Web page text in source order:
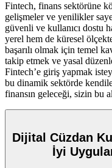
Fintech, finans sektörüne
gelişmeler ve yenilikler
güvenli ve kullanıcı dostu
yerel hem de küresel
başarılı olmak için temel
takip etmek ve yasal
Fintech’e giriş yapmak
bu dinamik sektörde
finansın geleceği, sizin bu
Dijital Cüzdan
İyi